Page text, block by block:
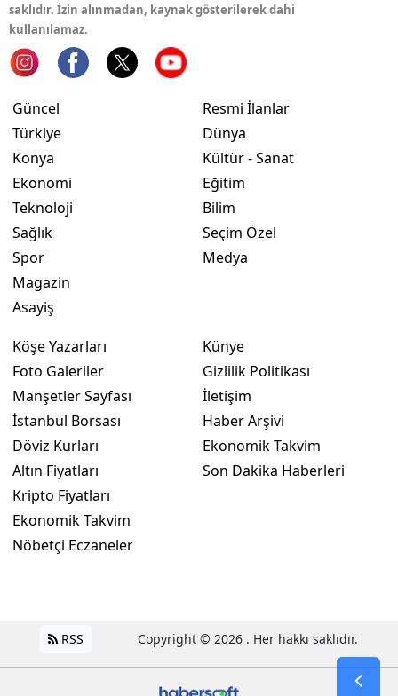
saklıdır. İzin alınmadan, kaynak gösterilerek dahi
kullanılamaz.
Güncel
Türkiye
Konya
Ekonomi
Teknoloji
Sağlık
Spor
Magazin
Asayiş
Resmi İlanlar
Dünya
Kültür - Sanat
Eğitim
Bilim
Seçim Özel
Medya
Köşe Yazarları
Foto Galeriler
Manşetler Sayfası
İstanbul Borsası
Döviz Kurları
Altın Fiyatları
Kripto Fiyatları
Ekonomik Takvim
Nöbetçi Eczaneler
Künye
Gizlilik Politikası
İletişim
Haber Arşivi
Ekonomik Takvim
Son Dakika Haberleri
RSS Copyright © 2026 . Her hakkı saklıdır.